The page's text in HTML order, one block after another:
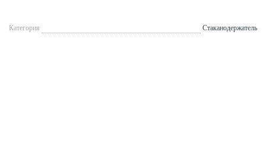
Категория Стаканодержатель